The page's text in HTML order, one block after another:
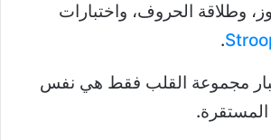
وطلاقة الحروف، واختبارات
.
مجموعة القلب فقط هي نفس
المستقرة.